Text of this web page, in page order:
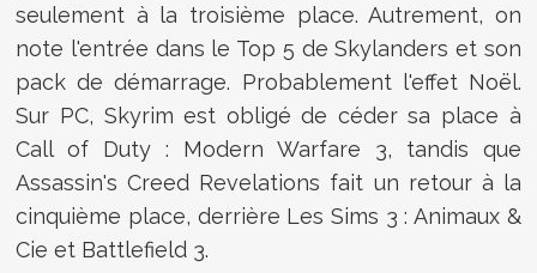
seulement à la troisième place. Autrement, on
note l'entrée dans le Top 5 de Skylanders et son
pack de démarrage. Probablement l'effet Noël.
Sur PC, Skyrim est obligé de céder sa place à
Call of Duty : Modern Warfare 3, tandis que
Assassin's Creed Revelations fait un retour à la
cinquième place, derrière Les Sims 3 : Animaux &
Cie et Battlefield 3.